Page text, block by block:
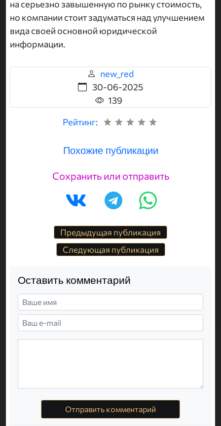
на серьезно завышенную по рынку стоимость,
но компании стоит задуматься над улучшением
вида своей основной юридической
информации.
new_red
30-06-2025
139
Рейтинг:
Похожие публикации
Сохранить или отправить
Предыдущая публикация
Следующая публикация
Оставить комментарий
Отправить комментарий